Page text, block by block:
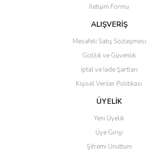
Ürün fiyatı diğer sitelerden daha pahalı.
Bu ürüne benzer farklı alternatifler olmalı.
Gönder
İletişim Formu
ALIŞVERİŞ
Mesafeli Satış Sözleşmesi
Gizlilik ve Güvenlik
İptal ve İade Şartları
Kişisel Veriler Politikası
ÜYELİK
Yeni Üyelik
Üye Girişi
Şifremi Unuttum